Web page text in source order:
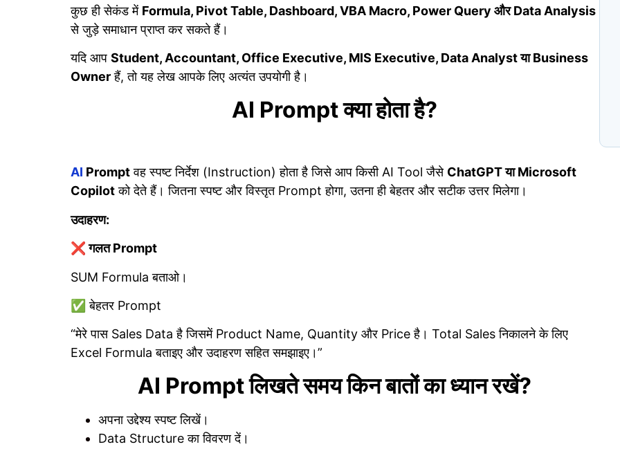
कुछ ही सेकंड में Formula, Pivot Table, Dashboard, VBA Macro, Power Query और Data Analysis
से जुड़े समाधान प्राप्त कर सकते हैं।
यदि आप Student, Accountant, Office Executive, MIS Executive, Data Analyst या Business
Ownerहैं, तो यह लेख आपके लिए अत्यंत उपयोगी है।
AI Prompt क्या होता है?
AI Promptवह स्पष्ट निर्देश (Instruction) होता है जिसे आप किसी AI Tool जैसे ChatGPT या Microsoft
Copilotको देते हैं। जितना स्पष्ट और विस्तृत Prompt होगा, उतना ही बेहतर और सटीक उत्तर मिलेगा।
उदाहरण:
❌ गलत Prompt
SUM Formula बताओ।
✅ बेहतर Prompt
“मेरे पास Sales Data है जिसमें Product Name, Quantity और Price है। Total Sales निकालने के लिए
Excel Formula बताइए और उदाहरण सहित समझाइए।”
AI Prompt लिखते समय किन बातों का ध्यान रखें?
अपना उद्देश्य स्पष्ट लिखें।
Data Structure का विवरण दें।